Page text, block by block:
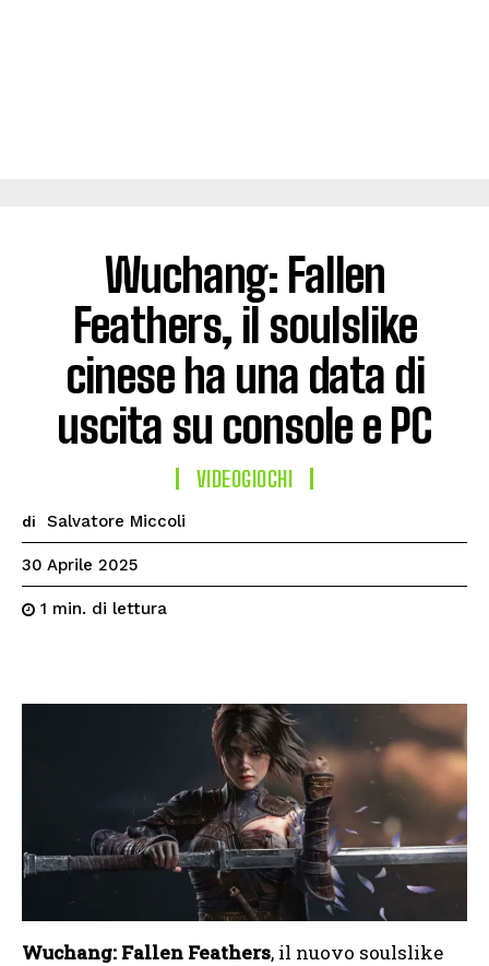
Wuchang: Fallen
Feathers, il soulslike
cinese ha una data di
uscita su console e PC
VIDEOGIOCHI
di Salvatore Miccoli
30 Aprile 2025
1 min. di lettura
Wuchang: Fallen Feathers, il nuovo soulslike